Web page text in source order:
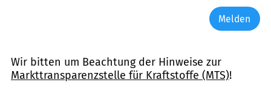
Melden
Wir bitten um Beachtung der Hinweise zur
Markttransparenzstelle für Kraftstoffe (MTS)!